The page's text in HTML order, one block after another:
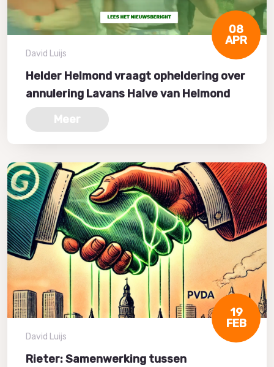
08
APR
David Luijs
Helder Helmond vraagt opheldering over
annulering Lavans Halve van Helmond
Meer
19
FEB
David Luijs
Rieter: Samenwerking tussen